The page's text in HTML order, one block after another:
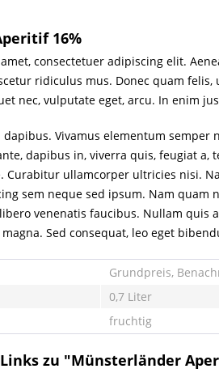
16%
consectetuer adipiscing elit.
ridiculus mus. Donec quam
nec, vulputate eget, arcu. In enim
Vivamus elementum
dapibus in, viverra quis, feugiat
Curabitur ullamcorper ultricies nisi.
sem neque sed ipsum. Nam
venenatis faucibus. Nullam
Sed consequat, leo eget
Grundpreis,
0,7 Liter
fruchtig
zu "Münsterländer